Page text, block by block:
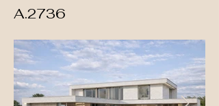
A.2736